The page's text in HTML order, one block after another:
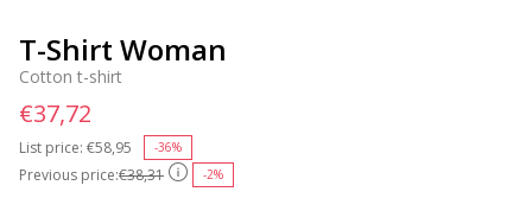
T-Shirt Woman
Cotton t-shirt
Previous price:€38,31 -2%
List price: Price reduced from
€58,95 -36%
€37,72